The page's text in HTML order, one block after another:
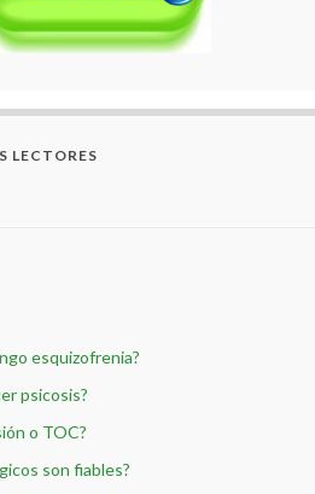
LECTORES
esquizofrenia?
psicosis?
o TOC?
son fiables?